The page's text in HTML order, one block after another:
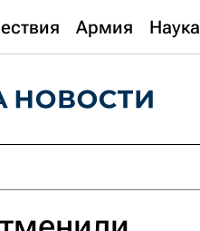
Армия Наука